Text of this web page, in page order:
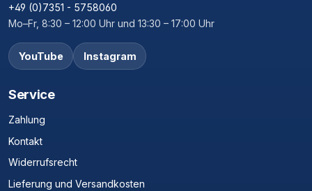
+49 (0)7351 - 5758060
Mo–Fr, 8:30 – 12:00 Uhr und 13:30 – 17:00 Uhr
YouTube Instagram
Service
Zahlung
Kontakt
Widerrufsrecht
Lieferung und Versandkosten